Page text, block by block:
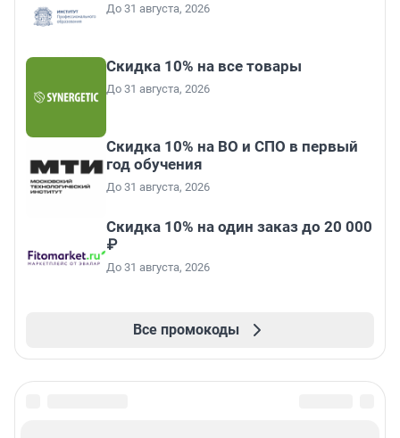
До 31 августа, 2026
Скидка 10% на все товары
До 31 августа, 2026
Скидка 10% на ВО и СПО в первый
год обучения
До 31 августа, 2026
Скидка 10% на один заказ до 20 000
₽
До 31 августа, 2026
Все промокоды